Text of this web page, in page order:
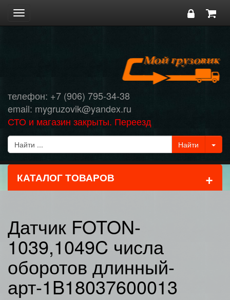
Toggle
navigation
телефон: +7 (906) 795-34-38
email: mygruzovik@yandex.ru
СТО и магазин закрыты. Переезд
КАТАЛОГ ТОВАРОВ +
Датчик FOTON-
1039,1049C числа
оборотов длинный-
арт-1B18037600013